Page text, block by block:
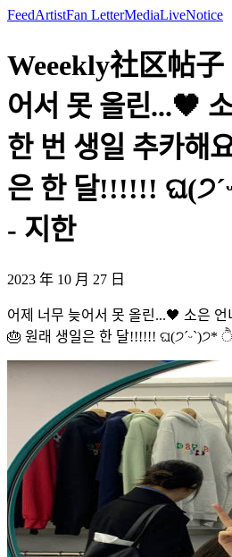
FeedArtistFan LetterMediaLiveNotice
Weeekly社区帖子
어서 못 올린...🖤
한 번 생일 추카해
은 한 달!!!!!!
- 지한
2023 年 10 月 27 日
어제 너무 늦어서 못 올린...🖤 소은
🎂 원래 생일은 한 달!!!!!! ଘ(੭ˊᵕˋ)੭*